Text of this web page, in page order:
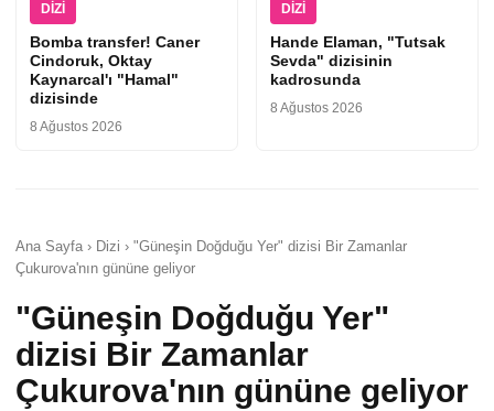
DIZI
Bomba transfer! Caner
Cindoruk, Oktay
Kaynarcal'ı "Hamal"
dizisinde
8 Ağustos 2026
DIZI
Hande Elaman, "Tutsak
Sevda" dizisinin
kadrosunda
8 Ağustos 2026
Ana Sayfa › Dizi › "Güneşin Doğduğu Yer" dizisi Bir Zamanlar
Çukurova'nın gününe geliyor
"Güneşin Doğduğu Yer"
dizisi Bir Zamanlar
Çukurova'nın gününe geliyor